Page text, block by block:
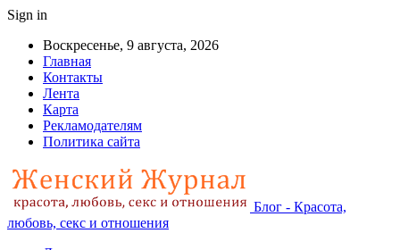
Sign in
Воскресенье, 9 августа, 2026
Главная
Контакты
Лента
Карта
Рекламодателям
Политика сайта
Блог - Красота,
любовь, секс и отношения